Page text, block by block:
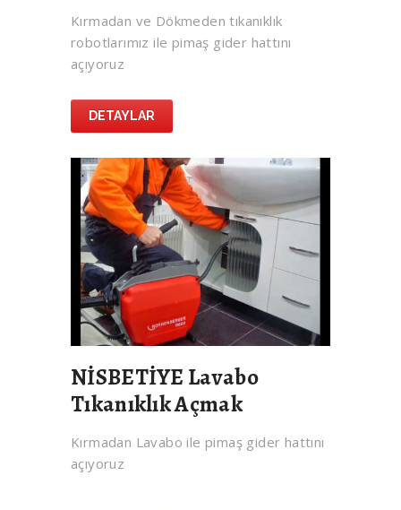
Kırmadan ve Dökmeden tıkanıklık
robotlarımız ile pimaş gider hattını
açıyoruz
DETAYLAR
NİSBETİYE Lavabo
Tıkanıklık Açmak
Kırmadan Lavabo ile pimaş gider hattını
açıyoruz